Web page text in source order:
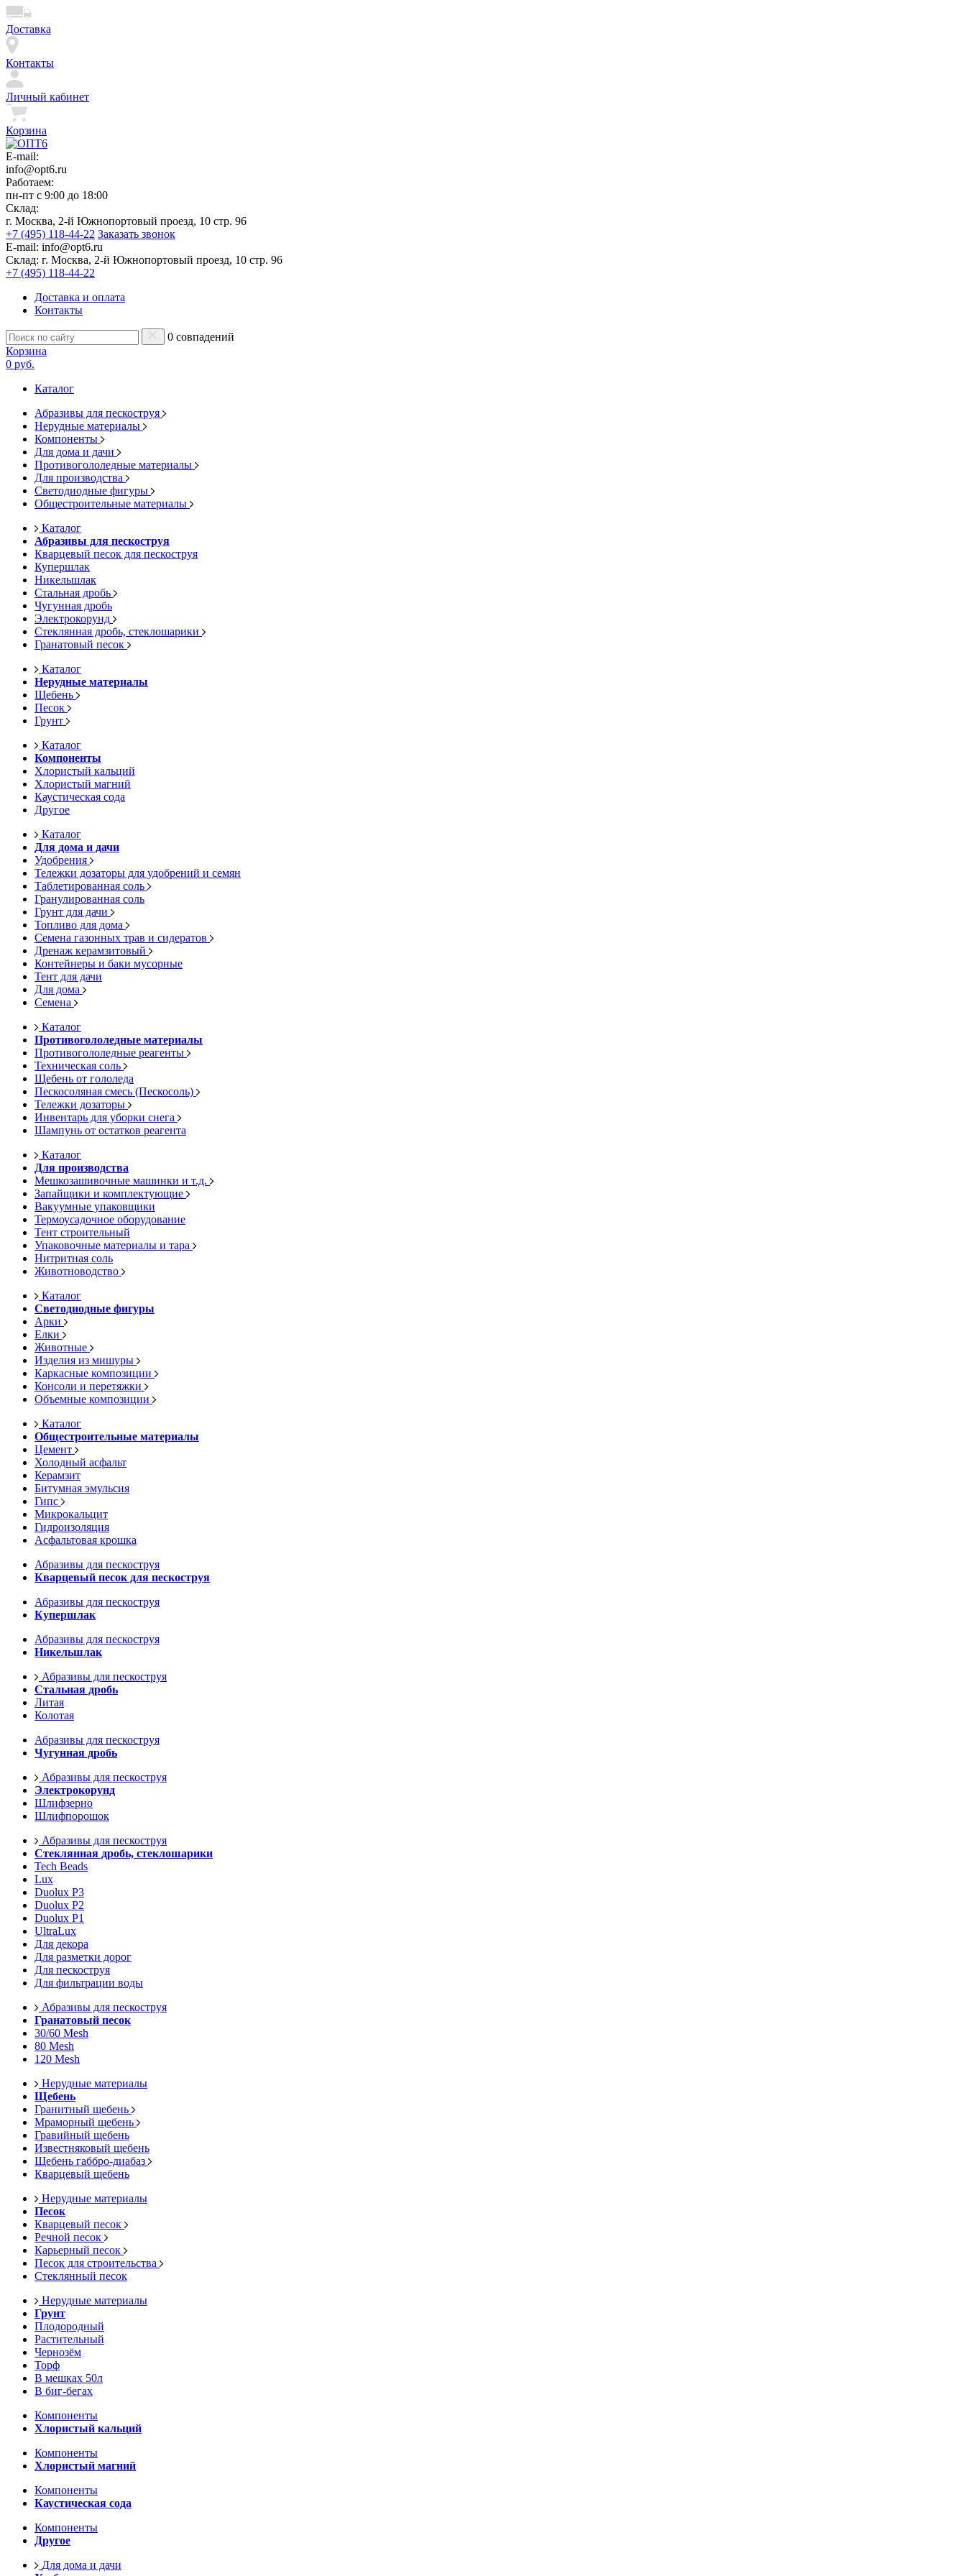
Доставка
Контакты
Личный кабинет
Корзина
E-mail:
info@opt6.ru
Работаем:
пн-пт с 9:00 до 18:00
Склад:
г. Москва, 2-й Южнопортовый проезд, 10 стр. 96
+7 (495) 118-44-22 Заказать звонок
E-mail: info@opt6.ru
Склад: г. Москва, 2-й Южнопортовый проезд, 10 стр. 96
+7 (495) 118-44-22
Доставка и оплата
Контакты
0 совпадений
Корзина
0 руб.
Каталог
Абразивы для пескоструя
Нерудные материалы
Компоненты
Для дома и дачи
Противогололедные материалы
Для производства
Светодиодные фигуры
Общестроительные материалы
Каталог
Абразивы для пескоструя
Кварцевый песок для пескоструя
Купершлак
Никельшлак
Стальная дробь
Чугунная дробь
Электрокорунд
Стеклянная дробь, стеклошарики
Гранатовый песок
Каталог
Нерудные материалы
Щебень
Песок
Грунт
Каталог
Компоненты
Хлористый кальций
Хлористый магний
Каустическая сода
Другое
Каталог
Для дома и дачи
Удобрения
Тележки дозаторы для удобрений и семян
Таблетированная соль
Гранулированная соль
Грунт для дачи
Топливо для дома
Семена газонных трав и сидератов
Дренаж керамзитовый
Контейнеры и баки мусорные
Тент для дачи
Для дома
Семена
Каталог
Противогололедные материалы
Противогололедные реагенты
Техническая соль
Щебень от гололеда
Пескосоляная смесь (Пескосоль)
Тележки дозаторы
Инвентарь для уборки снега
Шампунь от остатков реагента
Каталог
Для производства
Мешкозашивочные машинки и т.д.
Запайщики и комплектующие
Вакуумные упаковщики
Термоусадочное оборудование
Тент строительный
Упаковочные материалы и тара
Нитритная соль
Животноводство
Каталог
Светодиодные фигуры
Арки
Елки
Животные
Изделия из мишуры
Каркасные композиции
Консоли и перетяжки
Объемные композиции
Каталог
Общестроительные материалы
Цемент
Холодный асфальт
Керамзит
Битумная эмульсия
Гипс
Микрокальцит
Гидроизоляция
Асфальтовая крошка
Абразивы для пескоструя
Кварцевый песок для пескоструя
Абразивы для пескоструя
Купершлак
Абразивы для пескоструя
Никельшлак
Абразивы для пескоструя
Стальная дробь
Литая
Колотая
Абразивы для пескоструя
Чугунная дробь
Абразивы для пескоструя
Электрокорунд
Шлифзерно
Шлифпорошок
Абразивы для пескоструя
Стеклянная дробь, стеклошарики
Tech Beads
Lux
Duolux P3
Duolux P2
Duolux P1
UltraLux
Для декора
Для разметки дорог
Для пескоструя
Для фильтрации воды
Абразивы для пескоструя
Гранатовый песок
30/60 Mesh
80 Mesh
120 Mesh
Нерудные материалы
Щебень
Гранитный щебень
Мраморный щебень
Гравийный щебень
Известняковый щебень
Щебень габбро-диабаз
Кварцевый щебень
Нерудные материалы
Песок
Кварцевый песок
Речной песок
Карьерный песок
Песок для строительства
Стеклянный песок
Нерудные материалы
Грунт
Плодородный
Растительный
Чернозём
Торф
В мешках 50л
В биг-бегах
Компоненты
Хлористый кальций
Компоненты
Хлористый магний
Компоненты
Каустическая сода
Компоненты
Другое
Для дома и дачи